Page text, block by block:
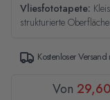
Vliesfototapete:
strukturierte
Kostenloser
Von